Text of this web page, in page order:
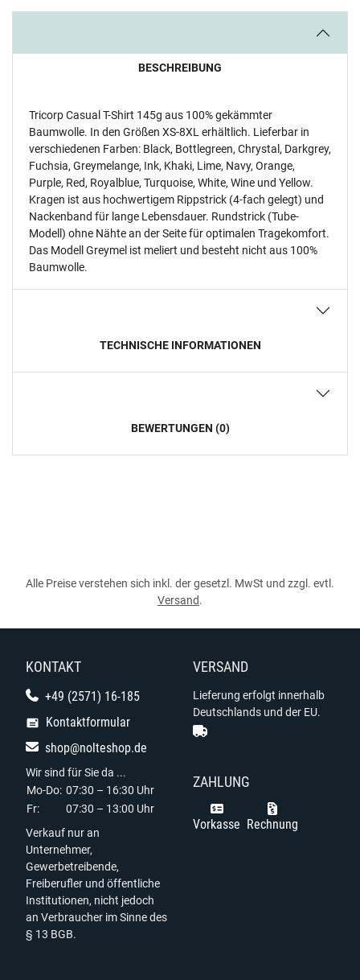
BESCHREIBUNG
Tricorp Casual T-Shirt 145g aus 100% gekämmter
Baumwolle. In den Größen XS-8XL erhältlich. Lieferbar in
verschiedenen Farben: Black, Bottlegreen, Chrystal, Darkgrey,
Fuchsia, Greymelange, Ink, Khaki, Lime, Navy, Orange,
Purple, Red, Royalblue, Turquoise, White, Wine und Yellow.
Kragen ist aus hochwertigem Rippstrick (4-fach gelegt) und
Nackenband für lange Lebensdauer. Rundstrick (Tube-
Modell) ohne Nähte an der Seite für optimalen Tragekomfort.
Das Modell Greymel ist meliert und besteht nicht aus 100%
Baumwolle.
TECHNISCHE INFORMATIONEN
BEWERTUNGEN (0)
Alle Preise verstehen sich inkl. der gesetzl. MwSt und zzgl. evtl.
Versand.
KONTAKT
+49 (2571) 16-185
Kontaktformular
shop@nolteshop.de
Wir sind für Sie da ...
Mo-Do: 07:30 – 16:30 Uhr
Fr:
07:30 – 13:00 Uhr
Verkauf nur an
Unternehmer,
Gewerbetreibende,
Freiberufler und öffentliche
Institutionen, nicht jedoch
an Verbraucher im Sinne des
§ 13 BGB.
VERSAND
Lieferung erfolgt innerhalb
Deutschlands und der EU.
ZAHLUNG
Vorkasse Rechnung